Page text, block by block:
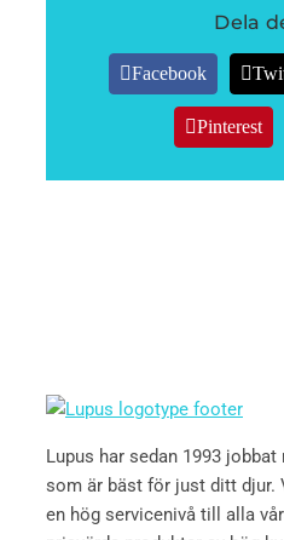
Dela
Facebook
Pinterest
Lupus har sedan 1993
som är bäst för just ditt djur.
en hög servicenivå till alla